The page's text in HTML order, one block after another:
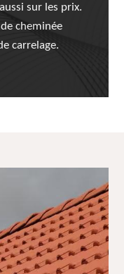
sur les prix.
cheminée
carrelage.